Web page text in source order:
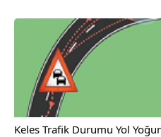
Keles Trafik Durumu Yol